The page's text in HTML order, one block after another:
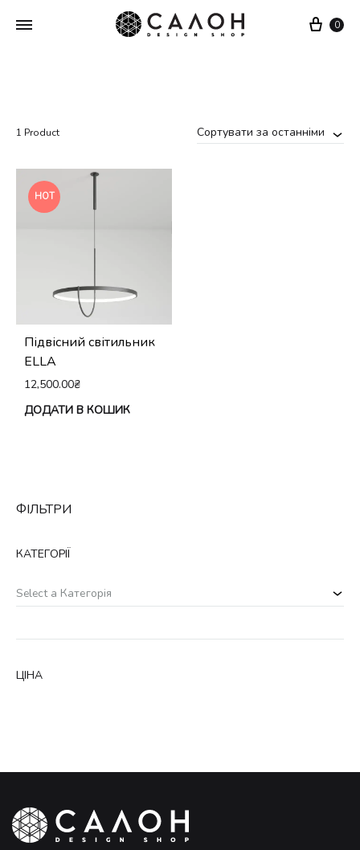
Cart
0
1 Product Сортувати за останніми
HOT
Підвісний світильник
ELLA
12,500.00₴
ДОДАТИ В КОШИК
ФІЛЬТРИ
КАТЕГОРІЇ
Select a Категорія
ЦІНА